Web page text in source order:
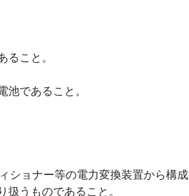
ること。
池であること。
ショナー等の電力変換装置から構
うものであること。